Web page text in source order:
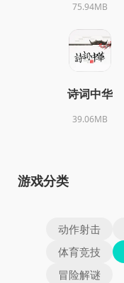
75.94MB
诗词中华
39.06MB
游戏分类
动作射击
体育竞技
冒险解谜